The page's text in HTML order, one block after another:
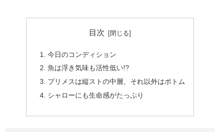
目次
今日のコンディション
魚は浮き気味も活性低い!?
プリメスは縦ストの中層、それ以外はボトム
シャローにも生命感がたっぷり